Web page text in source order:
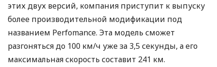
этих двух версий, компания приступит к выпуску
более производительной модификации под
названием Perfomance. Эта модель сможет
разгоняться до 100 км/ч уже за 3,5 секунды, а его
максимальная скорость составит 241 км.